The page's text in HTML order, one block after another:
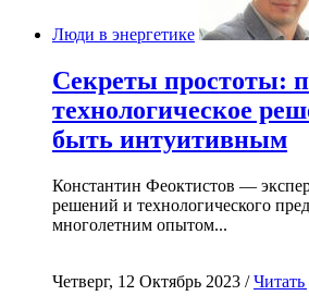
Люди в энергетике
Секреты простоты:
технологическое
быть интуитивным
Константин Феоктистов —
решений и технологического
многолетним опытом...
Четверг, 12 Октябрь 2023 /Читать